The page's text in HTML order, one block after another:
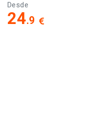
Desde
24.9